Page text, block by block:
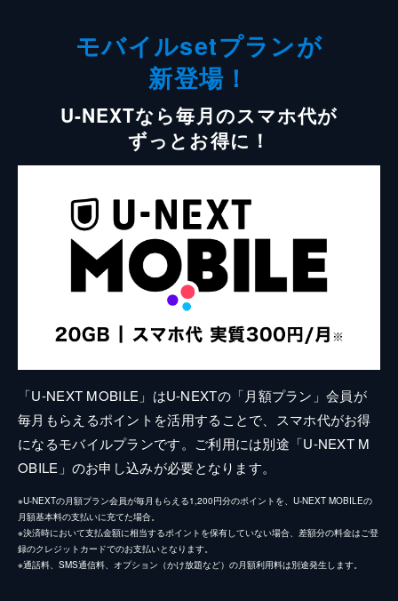
モバイルsetプランが
新登場！
U-NEXTなら毎月のスマホ代が
ずっとお得に！
「U-NEXT MOBILE」はU-NEXTの「月額プラン」会員が
毎月もらえるポイントを活用することで、スマホ代がお得
になるモバイルプランです。ご利用には別途「U-NEXT M
OBILE」のお申し込みが必要となります。
※U-NEXTの月額プラン会員が毎月もらえる1,200円分のポイントを、U-NEXT MOBILEの
月額基本料の支払いに充てた場合。
※決済時において支払金額に相当するポイントを保有していない場合、差額分の料金はご登
録のクレジットカードでのお支払いとなります。
※通話料、SMS通信料、オプション（かけ放題など）の月額利用料は別途発生します。